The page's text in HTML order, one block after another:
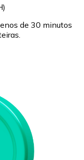
de 30 minutos